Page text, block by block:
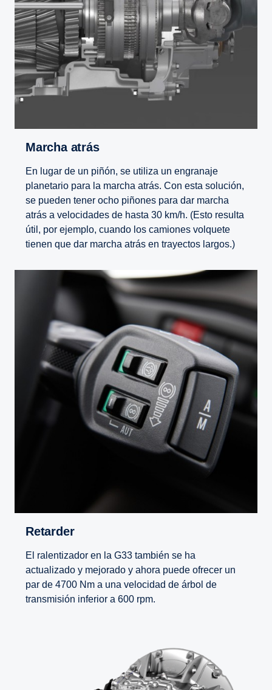
Marcha atrás
En lugar de un piñón, se utiliza un engranaje
planetario para la marcha atrás. Con esta solución,
se pueden tener ocho piñones para dar marcha
atrás a velocidades de hasta 30 km/h. (Esto resulta
útil, por ejemplo, cuando los camiones volquete
tienen que dar marcha atrás en trayectos largos.)
Retarder
El ralentizador en la G33 también se ha
actualizado y mejorado y ahora puede ofrecer un
par de 4700 Nm a una velocidad de árbol de
transmisión inferior a 600 rpm.